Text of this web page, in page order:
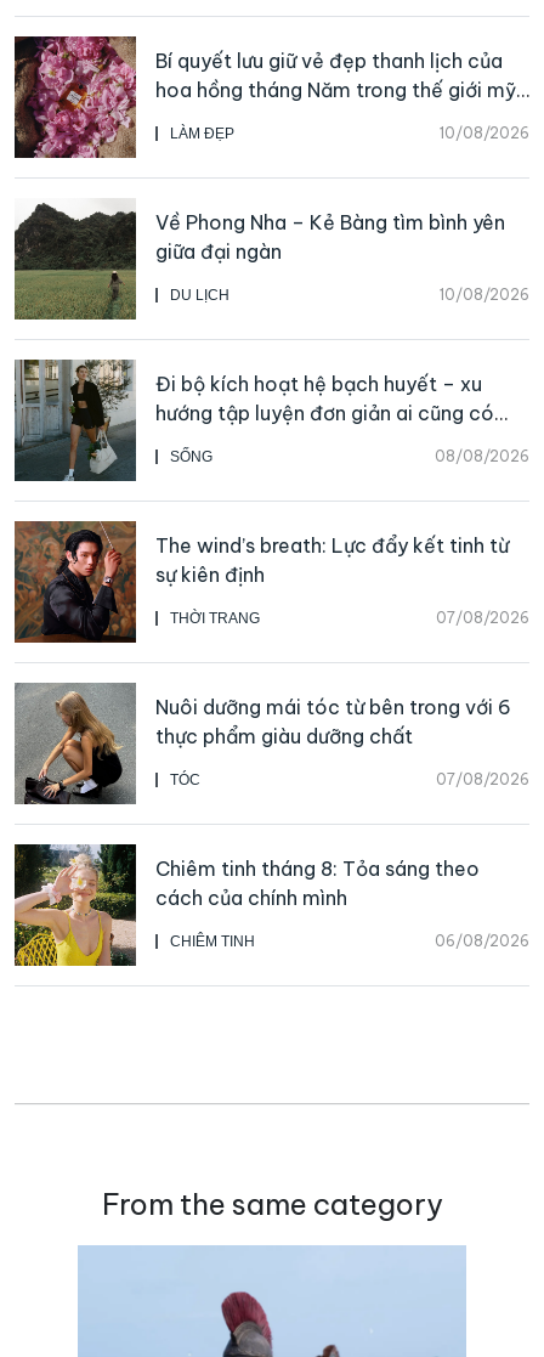
LÀM ĐẸP 10/08/2026
Bí quyết lưu giữ vẻ đẹp thanh lịch của
hoa hồng tháng Năm trong thế giới mỹ
phẩm và nước hoa CHANEL
DU LỊCH 10/08/2026
Về Phong Nha – Kẻ Bàng tìm bình yên
giữa đại ngàn
SỐNG 08/08/2026
Đi bộ kích hoạt hệ bạch huyết – xu
hướng tập luyện đơn giản ai cũng có
thể bắt đầu
THỜI TRANG 07/08/2026
The wind’s breath: Lực đẩy kết tinh từ
sự kiên định
TÓC 07/08/2026
Nuôi dưỡng mái tóc từ bên trong với 6
thực phẩm giàu dưỡng chất
CHIÊM TINH 06/08/2026
Chiêm tinh tháng 8: Tỏa sáng theo
cách của chính mình
From the same category